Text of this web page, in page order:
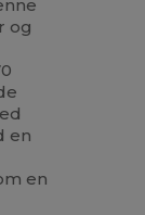
og
en
en